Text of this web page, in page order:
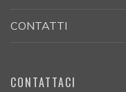
CONTATTI
CONTATTACI